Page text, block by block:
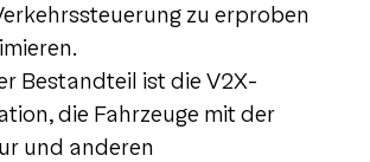
zu erproben
Bestandteil ist die V2X-
die Fahrzeuge mit der
und anderen